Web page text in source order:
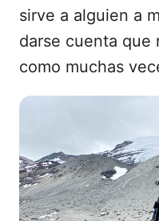
sirve a alguien a
darse cuenta que
como muchas